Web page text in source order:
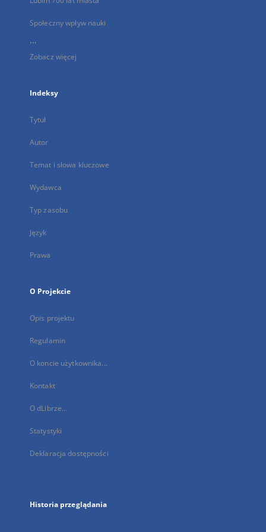
Społeczny wpływ nauki
...
Zobacz więcej
Indeksy
Tytuł
Autor
Temat i słowa kluczowe
Wydawca
Typ zasobu
Język
Prawa
O Projekcie
Opis projektu
Regulamin
O koncie użytkownika...
Kontakt
O dLibrze...
Statystyki
Deklaracja dostępności
Historia przeglądania